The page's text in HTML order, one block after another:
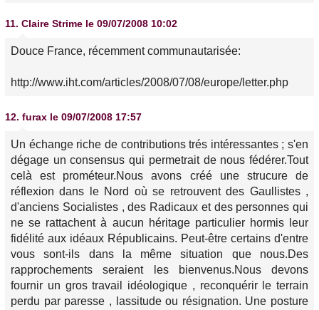
11. Claire Strime le 09/07/2008 10:02
Douce France, récemment communautarisée:
http://www.iht.com/articles/2008/07/08/europe/letter.php
12. furax le 09/07/2008 17:57
Un échange riche de contributions trés intéressantes ; s'en
dégage un consensus qui permetrait de nous fédérer.Tout
celà est prométeur.Nous avons créé une strucure de
réflexion dans le Nord où se retrouvent des Gaullistes ,
d'anciens Socialistes , des Radicaux et des personnes qui
ne se rattachent à aucun héritage particulier hormis leur
fidélité aux idéaux Républicains. Peut-être certains d'entre
vous sont-ils dans la même situation que nous.Des
rapprochements seraient les bienvenus.Nous devons
fournir un gros travail idéologique , reconquérir le terrain
perdu par paresse , lassitude ou résignation. Une posture